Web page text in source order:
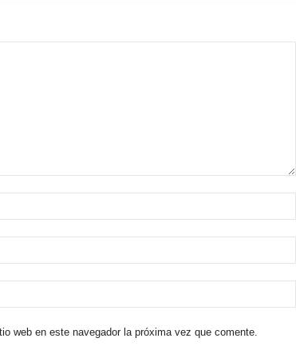
web en este navegador la próxima vez que comente.